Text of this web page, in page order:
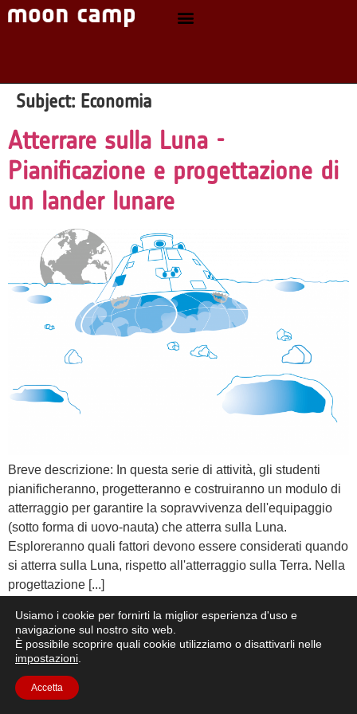
Subject: Economia
Atterrare sulla Luna -
Pianificazione e progettazione di
un lander lunare
Breve descrizione: In questa serie di attività, gli studenti
pianificheranno, progetteranno e costruiranno un modulo di
atterraggio per garantire la sopravvivenza dell'equipaggio
(sotto forma di uovo-nauta) che atterra sulla Luna.
Esploreranno quali fattori devono essere considerati quando
si atterra sulla Luna, rispetto all'atterraggio sulla Terra. Nella
progettazione [...]
Usiamo i cookie per fornirti la miglior esperienza d'uso e
navigazione sul nostro sito web.
È possibile scoprire quali cookie utilizziamo o disattivarli nelle
impostazioni
Accetta